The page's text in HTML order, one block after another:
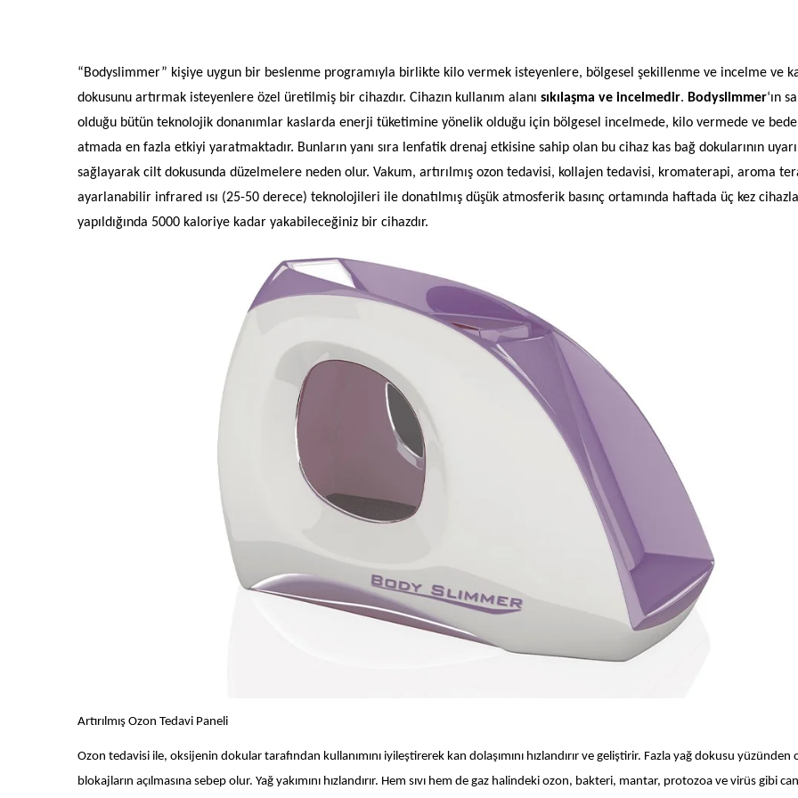
“Bodyslimmer” kişiye uygun bir beslenme programıyla birlikte kilo vermek isteyenlere, bölgesel şekillenme ve incelme ve
dokusunu artırmak isteyenlere özel üretilmiş bir cihazdır. Cihazın kullanım alanı sıkılaşma ve incelmedir. Bodyslimmer‘ın
olduğu bütün teknolojik donanımlar kaslarda enerji tüketimine yönelik olduğu için bölgesel incelmede, kilo vermede ve
atmada en fazla etkiyi yaratmaktadır. Bunların yanı sıra lenfatik drenaj etkisine sahip olan bu cihaz kas bağ dokularının
sağlayarak cilt dokusunda düzelmelere neden olur. Vakum, artırılmış ozon tedavisi, kollajen tedavisi, kromaterapi, aroma
ayarlanabilir infrared ısı (25-50 derece) teknolojileri ile donatılmış düşük atmosferik basınç ortamında haftada üç kez
yapıldığında 5000 kaloriye kadar yakabileceğiniz bir cihazdır.
Artırılmış Ozon Tedavi Paneli
Ozon tedavisi ile, oksijenin dokular tarafından kullanımını iyileştirerek kan dolaşımını hızlandırır ve geliştirir. Fazla yağ dokusu yüzünden
blokajların açılmasına sebep olur. Yağ yakımını hızlandırır. Hem sıvı hem de gaz halindeki ozon, bakteri, mantar, protozoa ve virüs gibi